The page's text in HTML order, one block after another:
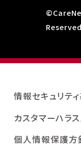
Reserved
情報セキュリテ
カスタマーハラ
個人情報保護方